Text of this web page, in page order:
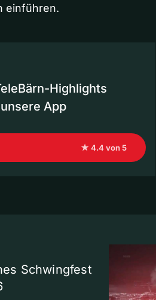
einführen.
Highlights
App
★ 4.4 von 5
Schwingfest